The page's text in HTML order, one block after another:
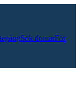
Sök domarFör